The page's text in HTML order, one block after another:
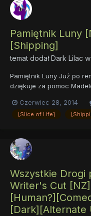
Pamiętnik Luny
[Shipping]
temat dodałDark Lilac w
Pamiętnik Luny Już po
dziękuje za pomoc
pokonania Discorda.
Czerwiec 28, 2014
[Slice of Life]
Wszystkie Drogi
Writer's Cut
[Dark][Alternate